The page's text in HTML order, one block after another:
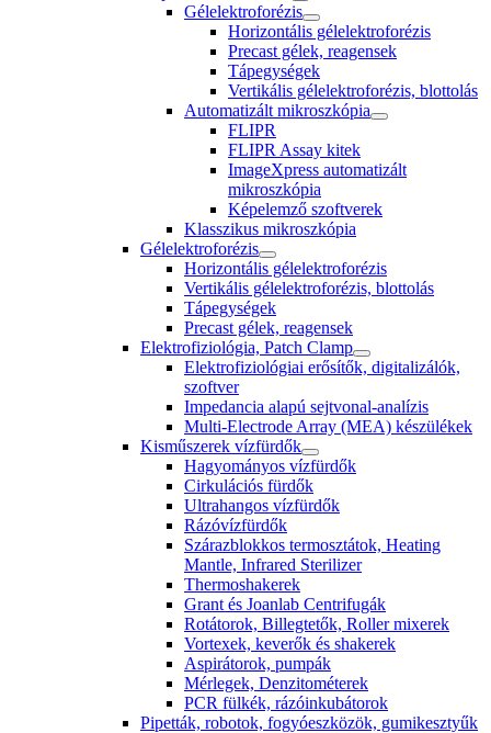
Gélelektroforézis
Horizontális gélelektroforézis
Precast gélek, reagensek
Tápegységek
Vertikális gélelektroforézis, blottolás
Automatizált mikroszkópia
FLIPR
FLIPR Assay kitek
ImageXpress automatizált
mikroszkópia
Képelemző szoftverek
Klasszikus mikroszkópia
Gélelektroforézis
Horizontális gélelektroforézis
Vertikális gélelektroforézis, blottolás
Tápegységek
Precast gélek, reagensek
Elektrofiziológia, Patch Clamp
Elektrofiziológiai erősítők, digitalizálók,
szoftver
Impedancia alapú sejtvonal-analízis
Multi-Electrode Array (MEA) készülékek
Kisműszerek vízfürdők
Hagyományos vízfürdők
Cirkulációs fürdők
Ultrahangos vízfürdők
Rázóvízfürdők
Szárazblokkos termosztátok, Heating
Mantle, Infrared Sterilizer
Thermoshakerek
Grant és Joanlab Centrifugák
Rotátorok, Billegtetők, Roller mixerek
Vortexek, keverők és shakerek
Aspirátorok, pumpák
Mérlegek, Denzitométerek
PCR fülkék, rázóinkubátorok
Pipetták, robotok, fogyóeszközök, gumikesztyűk